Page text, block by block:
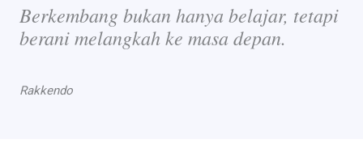
Berkembang bukan hanya belajar, tetapi
berani melangkah ke masa depan.
Rakkendo